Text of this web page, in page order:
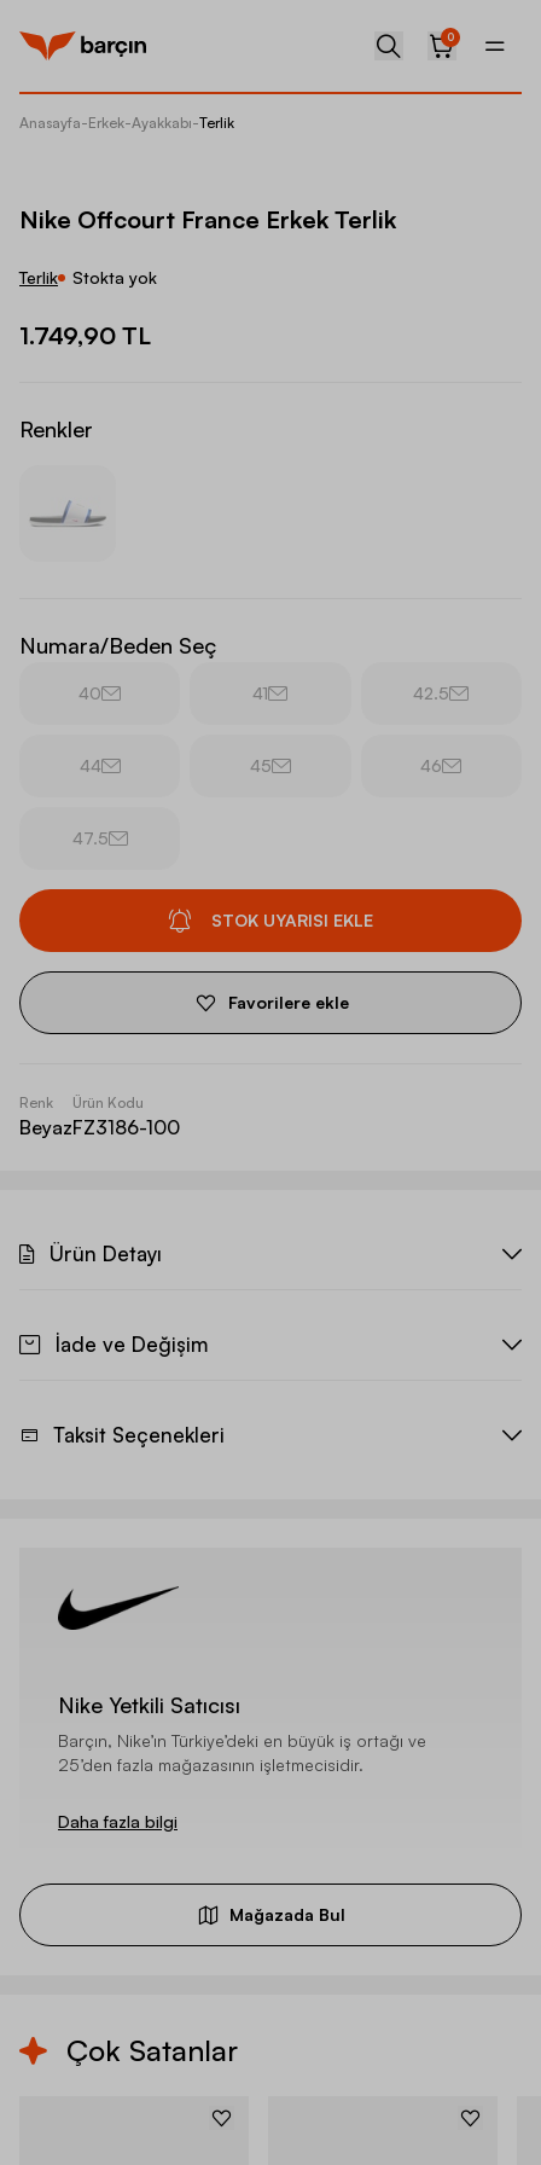
0
Anasayfa-Erkek-Ayakkabı-Terlik
Nike Offcourt France Erkek Terlik
Terlik Stokta yok
1.749,90 TL
Renkler
Numara/Beden Seç
40 41 42.5
44 45 46
47.5
STOK UYARISI EKLE
Favorilere ekle
Renk
Beyaz
Ürün Kodu
FZ3186-100
Ürün Detayı
İade ve Değişim
Taksit Seçenekleri
Nike Yetkili Satıcısı
Barçın, Nike’ın Türkiye’deki en büyük iş ortağı ve
25’den fazla mağazasının işletmecisidir.
Daha fazla bilgi
Mağazada Bul
Çok Satanlar